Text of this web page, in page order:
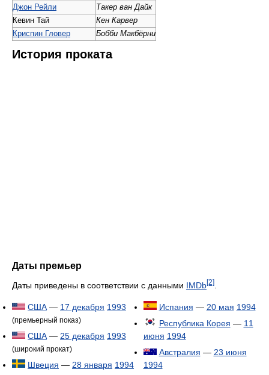
Джон Рейли
Такер ван Дайк
Кевин Тай
Кен Карвер
Криспин Гловер
Бобби Макбёрни
История проката
Даты премьер
Даты приведены в соответствии с данными IMDb[2]
США — 17 декабря 1993
(премьерный показ)
США — 25 декабря 1993
(широкий прокат)
Швеция — 28 января 1994
Испания — 20 мая 1994
Республика Корея — 11
июня 1994
Австралия — 23 июня
1994